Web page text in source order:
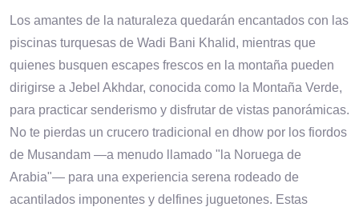
Los amantes de la naturaleza quedarán encantados con las
piscinas turquesas de Wadi Bani Khalid, mientras que
quienes busquen escapes frescos en la montaña pueden
dirigirse a Jebel Akhdar, conocida como la Montaña Verde,
para practicar senderismo y disfrutar de vistas panorámicas.
No te pierdas un crucero tradicional en dhow por los fiordos
de Musandam —a menudo llamado "la Noruega de
Arabia"— para una experiencia serena rodeado de
acantilados imponentes y delfines juguetones. Estas